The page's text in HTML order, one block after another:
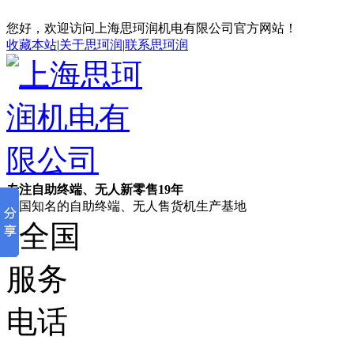
您好，欢迎访问上海思珂润机电有限公司官方网站！
收藏本站|关于思珂润|联系思珂润
专注自助终端、无人新零售19年
全国知名的自助终端、无人售货机生产基地